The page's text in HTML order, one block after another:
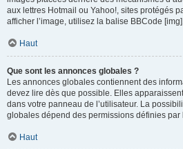
aux lettres Hotmail ou Yahoo!, sites protégés
afficher l’image, utilisez la balise BBCode
Haut
Que sont les annonces globales ?
Les annonces globales contiennent des
devez lire dès que possible. Elles
dans votre panneau de l’utilisateur. La
globales dépend des permissions définies par
Haut